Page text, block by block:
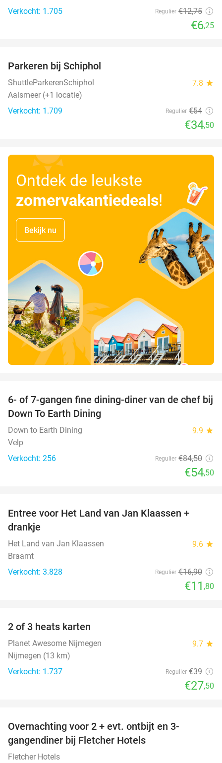
Verkocht: 1.705 Regulier €12,75
€6,25
Parkeren bij Schiphol
ShuttleParkerenSchiphol 7.8 star
Aalsmeer (+1 locatie)
Verkocht: 1.709
Regulier €54
€34,50
Ontdek de leukste
zomervakantiedeals!
Bekijk nu
36%
6- of 7-gangen fine dining-diner van de chef bij
Down To Earth Dining
Down to Earth Dining 9.9 star
Velp
Verkocht: 256
Regulier €84,50
€54,50
Entree voor Het Land van Jan Klaassen +
drankje
Het Land van Jan Klaassen 9.6 star
Braamt
Verkocht: 3.828
Regulier €16,90
€11 ,80
2 of 3 heats karten
Planet Awesome Nijmegen 9.7 star
Nijmegen (13 km)
Verkocht: 1.737
Regulier €39
€27,50
Overnachting voor 2 + evt. ontbijt en 3-
gangendiner bij Fletcher Hotels
Fletcher Hotels